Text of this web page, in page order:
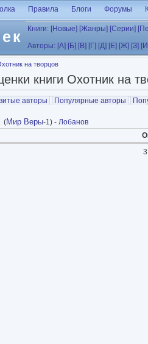
Правила Блоги Форумы
Книги: [Новые] [Жанры] [Серии]
Авторы: [А] [Б] [В] [Г] [Д] [Е] [Ж] [З]
на творцов
книги Охотник на
вкладка)авторы Популярные авторы
(Мир Веры-1) - Лобанов
3